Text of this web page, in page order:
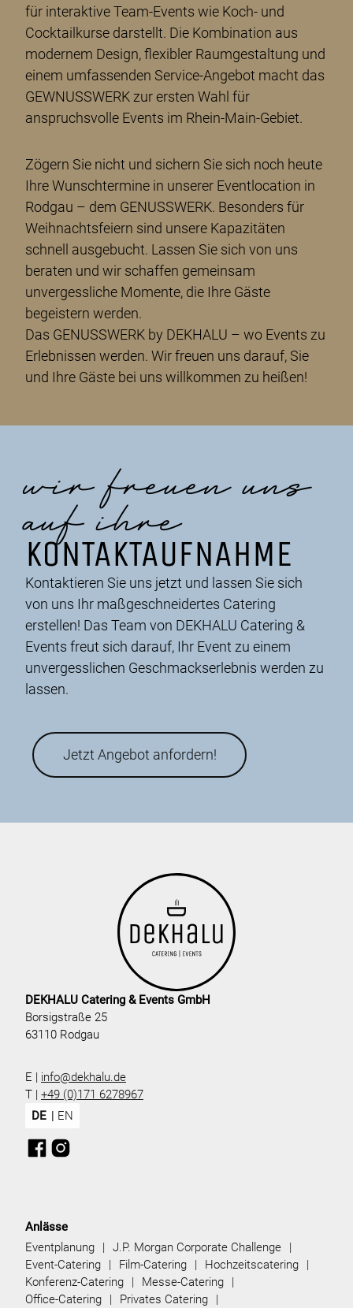
für interaktive Team-Events wie Koch- und
Cocktailkurse darstellt. Die Kombination aus
modernem Design, flexibler Raumgestaltung und
einem umfassenden Service-Angebot macht das
GEWNUSSWERK zur ersten Wahl für
anspruchsvolle Events im Rhein-Main-Gebiet.
Zögern Sie nicht und sichern Sie sich noch heute
Ihre Wunschtermine in unserer Eventlocation in
Rodgau – dem GENUSSWERK. Besonders für
Weihnachtsfeiern sind unsere Kapazitäten
schnell ausgebucht. Lassen Sie sich von uns
beraten und wir schaffen gemeinsam
unvergessliche Momente, die Ihre Gäste
begeistern werden.
Das GENUSSWERK by DEKHALU – wo Events zu
Erlebnissen werden. Wir freuen uns darauf, Sie
und Ihre Gäste bei uns willkommen zu heißen!
wir freuen uns
auf ihre
KONTAKTAUFNAHME
Kontaktieren Sie uns jetzt und lassen Sie sich
von uns Ihr maßgeschneidertes Catering
erstellen! Das Team von DEKHALU Catering &
Events freut sich darauf, Ihr Event zu einem
unvergesslichen Geschmackserlebnis werden zu
lassen.
Jetzt Angebot anfordern!
DEKHALU Catering & Events GmbH
Borsigstraße 25
63110 Rodgau
E | info@dekhalu.de
T | +49 (0)171 6278967
DE
EN
Anlässe
Eventplanung
J.P. Morgan Corporate Challenge
Event-Catering
Film-Catering
Hochzeitscatering
Konferenz-Catering
Messe-Catering
Office-Catering
Privates Catering